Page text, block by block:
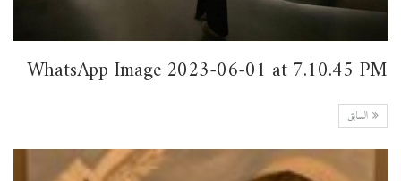
WhatsApp Image 2023-06-01 at 7.10.45 PM
السابق